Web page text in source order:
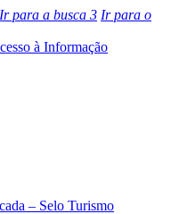
Ir para a busca 3 Ir para o
à Informação
– Selo Turismo